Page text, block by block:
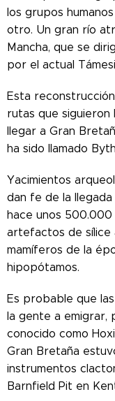
los grupos
otro. Un gran río
Mancha, que se
por el actual
Esta
rutas que siguieron
llegar a Gran
ha sido llamado
Yacimientos
dan fe de la llegada
hace unos 500.000
artefactos de sílice
mamíferos de la
hipopótamos.
Es probable que
la gente a emigrar,
conocido como
Gran Bretaña
instrumentos
Barnfield Pit en